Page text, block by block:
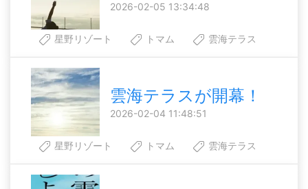
2026-02-05 13:34:48
星野リゾート トマム 雲海テラス
雲海テラスが開幕！
2026-02-04 11:48:51
星野リゾート トマム 雲海テラス